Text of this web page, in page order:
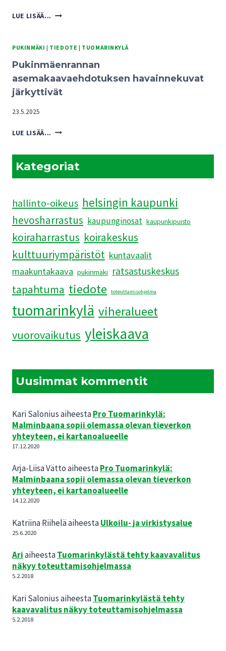
LUE LISÄÄ... PUKINMÄENRANNAN
TUOMARINKYLÄN
TULEVAISUUDELLE
PUKINMÄKI | TIEDOTE | TUOMARINKYLÄ
Pukinmäenrannan
asemakaavaehdotuksen havainnekuvat
järkyttivät
23.5.2025
LUE LISÄÄ... PUKINMÄENRANNAN
JÄRKYTTIVÄT
Kategoriat
hallinto-oikeus helsingin kaupunki
hevosharrastus kaupunginosat kaupunkipuisto
koiraharrastus koirakeskus
kulttuuriympäristöt kuntavaalit
maakuntakaava pukinmäki ratsastuskeskus
tapahtuma tiedote toteuttamisohjelma
tuomarinkylä viheralueet
vuorovaikutus yleiskaava
Uusimmat kommentit
Kari SaloniusaiheestaPro Tuomarinkylä:
Malminbaana sopii olemassa olevan tieverkon
yhteyteen, ei kartanoalueelle
17.12.2020
Arja-Liisa VättoaiheestaPro Tuomarinkylä:
Malminbaana sopii olemassa olevan tieverkon
yhteyteen, ei kartanoalueelle
14.12.2020
Katriina RiiheläaiheestaUlkoilu- ja virkistysalue
25.6.2020
AriaiheestaTuomarinkylästä tehty kaavavalitus
näkyy toteuttamisohjelmassa
5.2.2018
Kari SaloniusaiheestaTuomarinkylästä tehty
kaavavalitus näkyy toteuttamisohjelmassa
5.2.2018